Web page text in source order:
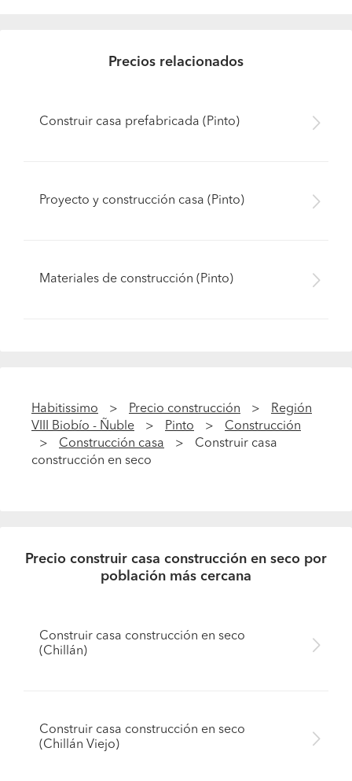
Precios relacionados
Construir casa prefabricada (Pinto)
Proyecto y construcción casa (Pinto)
Materiales de construcción (Pinto)
Habitissimo Precio construcción
Región
VIII Biobío - Ñuble
Pinto
Construcción
Construcción casa
Construir casa
construcción en seco
Precio construir casa construcción en seco por
población más cercana
Construir casa construcción en seco
(Chillán)
Construir casa construcción en seco
(Chillán Viejo)